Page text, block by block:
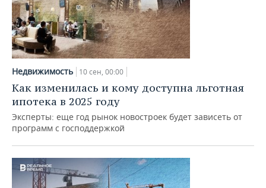
Недвижимость 10 сен, 00:00
Как изменилась и кому доступна льготная
ипотека в 2025 году
Эксперты: еще год рынок новостроек будет зависеть от
программ с господдержкой